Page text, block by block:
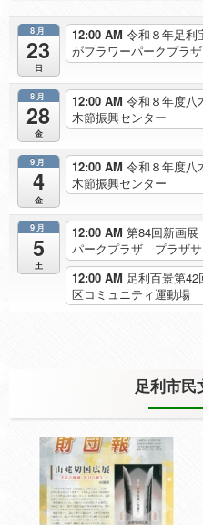
8月
23
日
12:00 AM 令和８年足利
がフラワーパークプラザ
8月
28
金
12:00 AM 令和８年度八
木節振興センター
9月
4
金
12:00 AM 令和８年度八
木節振興センター
9月
5
土
12:00 AM 第84回新画展
パークプラザ プラザ
12:00 AM 足利百景第
区コミュニティ運動場
足利市民